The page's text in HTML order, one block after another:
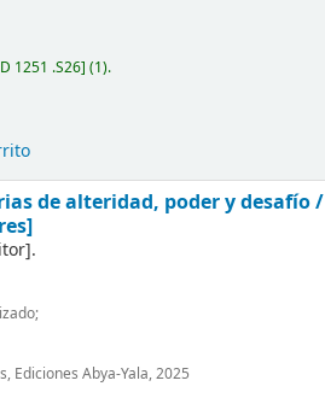
1251 .S26 (1).
de alteridad, poder y desafío /
.
Ediciones Abya-Yala, 2025